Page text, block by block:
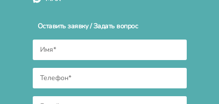
Оставить заявку / Задать вопрос